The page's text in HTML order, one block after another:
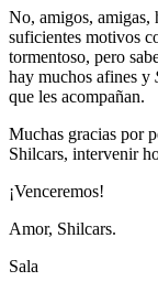
No, amigos, amigas,
suficientes motivos
tormentoso, pero
hay muchos afines y
que les acompañan.
Muchas gracias por
Shilcars, intervenir
¡Venceremos!
Amor, Shilcars.
Sala